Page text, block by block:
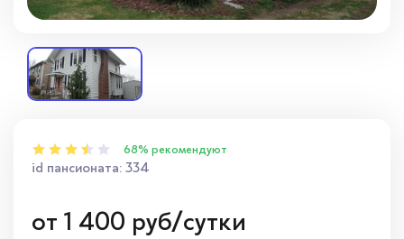
68% рекомендуют
id пансионата: 334
от 1 400 руб/сутки